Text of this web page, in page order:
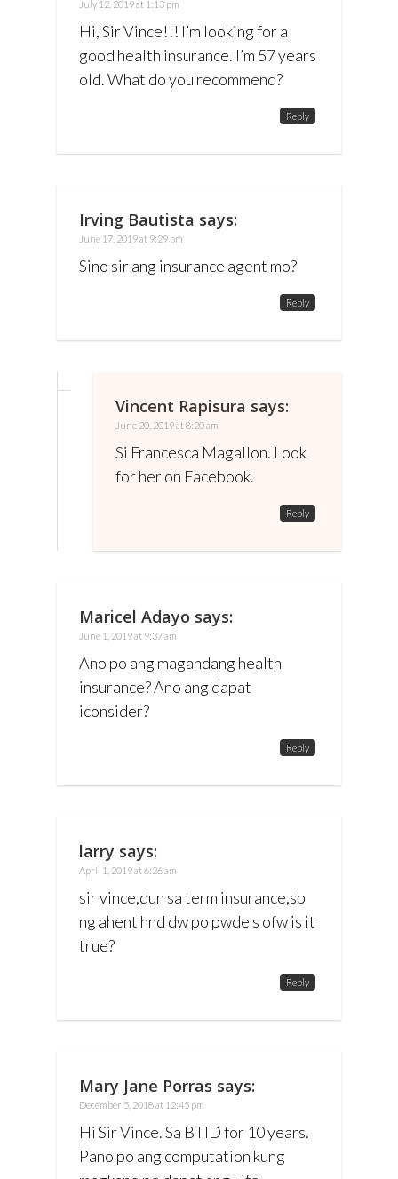
July 12, 2019 at 1:13 pm
Hi, Sir Vince!!! I’m looking for a
good health insurance. I’m 57 years
old. What do you recommend?
Reply
Irving Bautista says:
June 17, 2019 at 9:29 pm
Sino sir ang insurance agent mo?
Reply
Vincent Rapisura says:
June 20, 2019 at 8:20 am
Si Francesca Magallon. Look
for her on Facebook.
Reply
Maricel Adayo says:
June 1, 2019 at 9:37 am
Ano po ang magandang health
insurance? Ano ang dapat
iconsider?
Reply
larry says:
April 1, 2019 at 6:26 am
sir vince,dun sa term insurance,sb
ng ahent hnd dw po pwde s ofw is it
true?
Reply
Mary Jane Porras says:
December 5, 2018 at 12:45 pm
Hi Sir Vince. Sa BTID for 10 years.
Pano po ang computation kung